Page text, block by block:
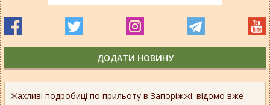
Жахливі подробиці по прильоту в Запоріжжі: відомо вже
ДОДАТИ НОВИНУ